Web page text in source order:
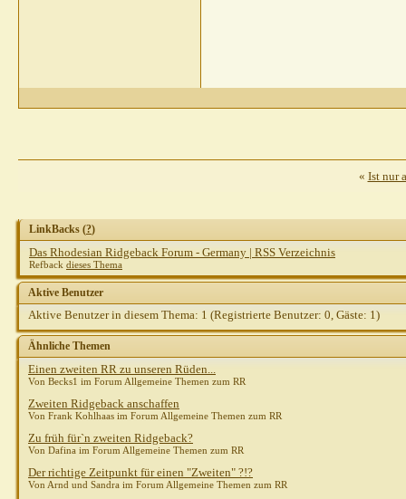
« Ist nur
LinkBacks (?)
Das Rhodesian Ridgeback Forum - Germany | RSS Verzeichnis
Refback dieses Thema
Aktive Benutzer
Aktive Benutzer in diesem Thema: 1 (Registrierte Benutzer: 0, Gäste: 1)
Ähnliche Themen
Einen zweiten RR zu unseren Rüden...
Von Becks1 im Forum Allgemeine Themen zum RR
Zweiten Ridgeback anschaffen
Von Frank Kohlhaas im Forum Allgemeine Themen zum RR
Zu früh für`n zweiten Ridgeback?
Von Dafina im Forum Allgemeine Themen zum RR
Der richtige Zeitpunkt für einen "Zweiten" ?!?
Von Arnd und Sandra im Forum Allgemeine Themen zum RR